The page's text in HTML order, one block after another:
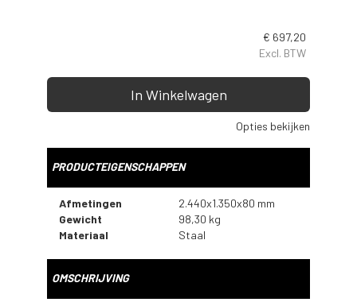
€ 697,20
Excl. BTW
In Winkelwagen
Opties bekijken
PRODUCTEIGENSCHAPPEN
Afmetingen
2.440x1.350x80 mm
Gewicht
98,30 kg
Materiaal
Staal
OMSCHRIJVING